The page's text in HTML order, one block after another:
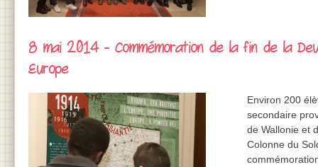
8 mai 2014 - Commémoration de la fin de la
Europe
Environ 200
secondaire
de Wallonie et
Colonne du